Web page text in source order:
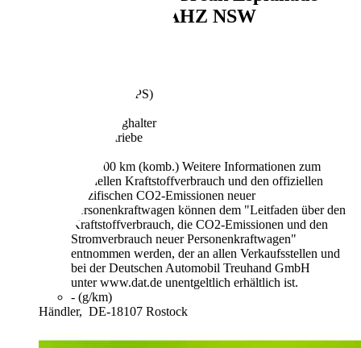
Avantage Sitzh AHZ NSW
85 kW (116 PS)
5 Fahrzeughalter
Schaltgetriebe
7,9 l/100 km (komb.) Weitere Informationen zum
offiziellen Kraftstoffverbrauch und den offiziellen
spezifischen CO2-Emissionen neuer
Personenkraftwagen können dem "Leitfaden über den
Kraftstoffverbrauch, die CO2-Emissionen und den
Stromverbrauch neuer Personenkraftwagen"
entnommen werden, der an allen Verkaufsstellen und
bei der Deutschen Automobil Treuhand GmbH
unter www.dat.de unentgeltlich erhältlich ist.
- (g/km)
Händler, DE-18107 Rostock